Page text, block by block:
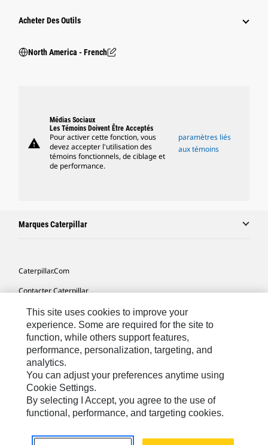
Acheter Des Outils
North America - French
warning
Médias Sociaux
Les Témoins Doivent Être Acceptés
Pour activer cette fonction, vous
devez accepter l'utilisation des
témoins fonctionnels, de ciblage et
de performance.
paramètres liés
aux témoins
Marques Caterpillar
Caterpillar.com
Contacter Caterpillar
Mes Préférences Marketing
Plan Du Site
Cookie Settings
Légales
Confidentialité
North America - French© 2026 Caterpillar. Tous droits réservés.
This site uses cookies to improve your
experience. Some are required for the site to
function, while others support features,
performance, personalization, targeting, and
analytics.
You can adjust your preferences anytime using
Cookie Settings.
By selecting I Accept, you agree to the use of
functional, performance, and targeting cookies.